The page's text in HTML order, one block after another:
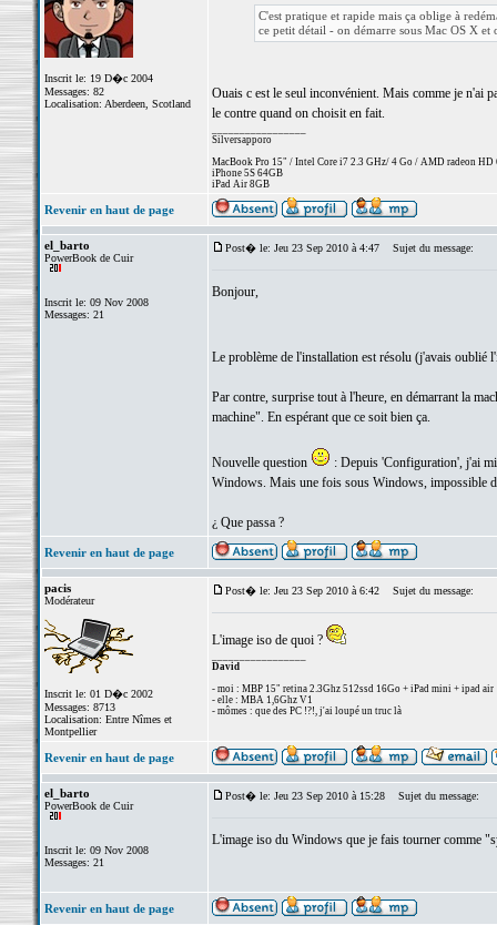
Inscrit le: 19 D�c 2004
Messages: 82
Localisation: Aberdeen, Scotland
C'est pratique et rapide mais ça oblige à
ce petit détail - on démarre sous Mac OS X
Ouais c est le seul inconvénient. Mais comme je n'ai
le contre quand on choisit en fait.
Silversapporo
MacBook Pro 15" / Intel Core i7 2.3 GHz/ 4 Go / AMD radeon
iPhone 5S 64GB
iPad Air 8GB
Revenir en haut de page
el_barto
PowerBook de Cuir
Inscrit le: 09 Nov 2008
Messages: 21
Post� le: Jeu 23 Sep 2010 à 4:47 Sujet du message:
Bonjour,
Le problème de l'installation est résolu (j'avais oublié
Par contre, surprise tout à l'heure, en démarrant la
machine". En espérant que ce soit bien ça.
Nouvelle question
: Depuis 'Configuration', j'ai
Windows. Mais une fois sous Windows, impossible
¿ Que passa ?
Revenir en haut de page
pacis
Modérateur
Inscrit le: 01 D�c 2002
Messages: 8713
Localisation: Entre Nîmes et
Montpellier
Post� le: Jeu 23 Sep 2010 à 6:42 Sujet du message:
L'image iso de quoi ?
David
- moi : MBP 15" retina 2.3Ghz 512ssd 16Go + iPad mini + ipad air
- elle : MBA 1,6Ghz V1
- mômes : que des PC !?!, j'ai loupé un truc là
Revenir en haut de page
el_barto
PowerBook de Cuir
Inscrit le: 09 Nov 2008
Messages: 21
Post� le: Jeu 23 Sep 2010 à 15:28 Sujet du message:
L'image iso du Windows que je fais tourner comme
Revenir en haut de page